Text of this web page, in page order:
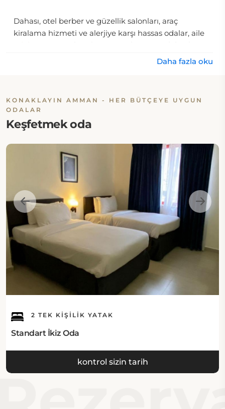
Dahası, otel berber ve güzellik salonları, araç
kiralama hizmeti ve alerjiye karşı hassas odalar, aile
Art Hotel Downtown Amman, Ürdün'ün Amman
şehrinde, Downtown'da 30 King Faisal
Caddesi'ndedir.
Yemek & İçecek:
Art Hotel Downtown Amman'da bulunan tek
restoran olan Lobby Restaurant, modern, geleneksel
ve aile dostu bir ortamda Orta Doğu mutfağı
sunmaktadır. Restoran, çeşitli diyet seçenekleri ve
helal gıda seçenekleri sunmaktadır.
İnternet:
Burası Amman Ürdün'deki otel, tüm alanlarda
ücretsiz Wi-Fi hizmeti sunmaktadır.
Müşteri Park Yeri:
Art Hotel Downtown Amman'da park yeri mevcut
değildir.
Yakınlarda Neler Var:
Daha fazla oku
KONAKLAYIN AMMAN - HER BÜTÇEYE UYGUN
ODALAR
Keşfetmek oda
2 TEK KIŞILIK YATAK
Standart İkiz Oda
kontrol sizin tarih